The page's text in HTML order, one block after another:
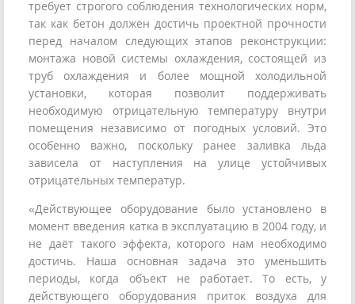
требует строгого соблюдения технологических норм,
так как бетон должен достичь проектной прочности
перед началом следующих этапов реконструкции:
монтажа новой системы охлаждения, состоящей из
труб охлаждения и более мощной холодильной
установки, которая позволит поддерживать
необходимую отрицательную температуру внутри
помещения независимо от погодных условий. Это
особенно важно, поскольку ранее заливка льда
зависела от наступления на улице устойчивых
отрицательных температур.
«Действующее оборудование было установлено в
момент введения катка в эксплуатацию в 2004 году, и
не даёт такого эффекта, которого нам необходимо
достичь. Наша основная задача это уменьшить
периоды, когда объект не работает. То есть, у
действующего оборудования приток воздуха для